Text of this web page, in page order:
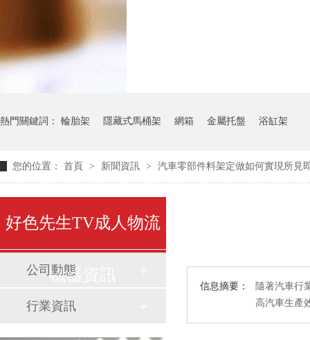
氣瓶料架
熱門關鍵詞： 輪胎架 隱藏式馬桶架 網箱 金屬托盤 浴缸架
您的位置： 首頁 > 新聞資訊 > 汽車零部件料架定做如何實現所見
信息摘要：
隨著汽車行
高汽車生產
好色先生TV成人物流
機器資訊
公司動態
行業資訊